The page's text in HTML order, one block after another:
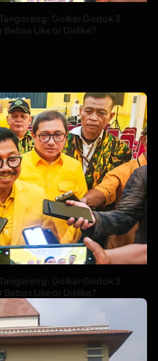
Golkar Godok 3
Like or Dislike?
Golkar Godok 3
Like or Dislike?